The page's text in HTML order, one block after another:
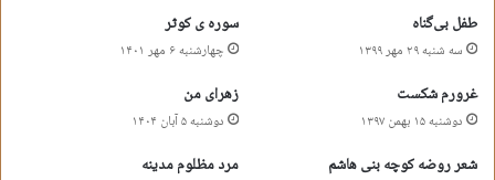
وحید عظیم پور
اشعار مدح مادر سادت
شعر فاطمیه
شعر مدح حصرت زهرا
شعر مدح و مناجات
طفل بی‌گناه
سه شنبه ۲۹ مهر ۱۳۹۹
سوره ی کوثر
چهارشنبه ۶ مهر ۱۴۰۱
غرورم شکست
دوشنبه ۱۵ بهمن ۱۳۹۷
زهرای من
دوشنبه ۵ آبان ۱۴۰۴
شعر روضه کوچه بنی هاشم مرد مظلوم مدینه